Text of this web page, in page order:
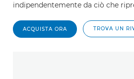
indipendentemente da ciò che
ACQUISTA ORA TROVA UN